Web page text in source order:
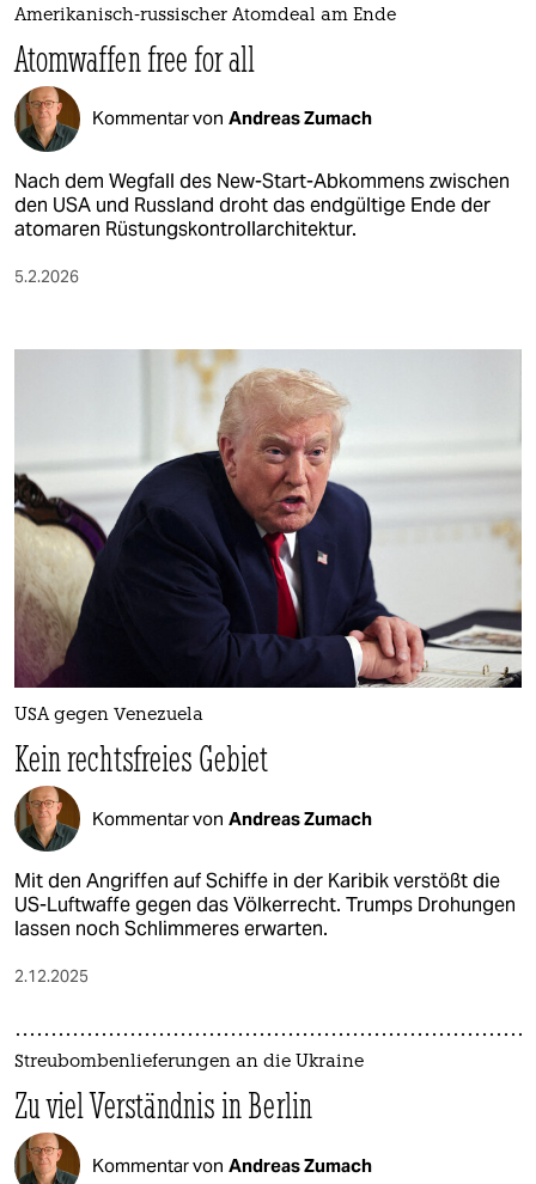
Amerikanisch-russischer Atomdeal am Ende
Atomwaffen free for all
Kommentar von Andreas Zumach
Nach dem Wegfall des New-Start-Abkommens zwischen
den USA und Russland droht das endgültige Ende der
atomaren Rüstungskontrollarchitektur.
5.2.2026
USA gegen Venezuela
Kein rechtsfreies Gebiet
Kommentar von Andreas Zumach
Mit den Angriffen auf Schiffe in der Karibik verstößt die
US-Luftwaffe gegen das Völkerrecht. Trumps Drohungen
lassen noch Schlimmeres erwarten.
2.12.2025
Streubombenlieferungen an die Ukraine
Zu viel Verständnis in Berlin
Kommentar von Andreas Zumach